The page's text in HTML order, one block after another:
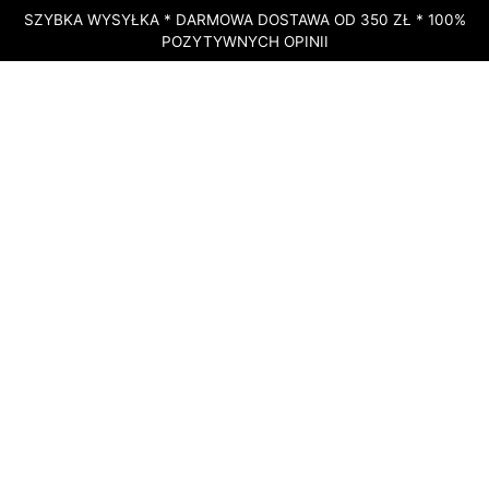
SZYBKA WYSYŁKA * DARMOWA DOSTAWA OD 350 ZŁ * 100%
POZYTYWNYCH OPINII